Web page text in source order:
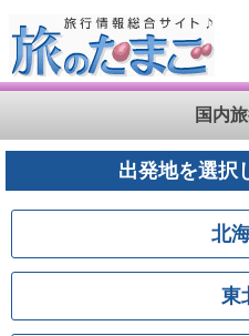
国内
出発地を選択
北
東